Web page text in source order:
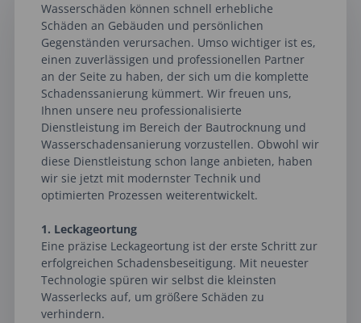
Wasserschäden können schnell erhebliche
Schäden an Gebäuden und persönlichen
Gegenständen verursachen. Umso wichtiger ist es,
einen zuverlässigen und professionellen Partner
an der Seite zu haben, der sich um die komplette
Schadenssanierung kümmert. Wir freuen uns,
Ihnen unsere neu professionalisierte
Dienstleistung im Bereich der Bautrocknung und
Wasserschadensanierung vorzustellen. Obwohl wir
diese Dienstleistung schon lange anbieten, haben
wir sie jetzt mit modernster Technik und
optimierten Prozessen weiterentwickelt.
1. Leckageortung
Eine präzise Leckageortung ist der erste Schritt zur
erfolgreichen Schadensbeseitigung. Mit neuester
Technologie spüren wir selbst die kleinsten
Wasserlecks auf, um größere Schäden zu
verhindern.